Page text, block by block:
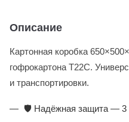
Описание
Картонная коробка
гофрокартона Т22С.
и транспортировки.
🛡️ Надёжная защита — 3